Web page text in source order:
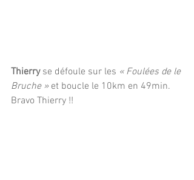
Thierry se défoule sur les « Foulées de le
Bruche » et boucle le 10km en 49min.
Bravo Thierry !!